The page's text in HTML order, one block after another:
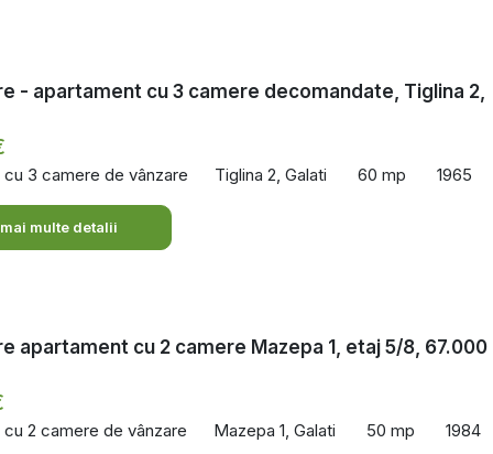
- apartament cu 3 camere decomandate, Tiglina 2,
3 camere de vânzare Tiglina 2, Galati 60 mp 1965
multe detalii
apartament cu 2 camere Mazepa 1, etaj 5/8, 67.000
2 camere de vânzare Mazepa 1, Galati 50 mp 1984